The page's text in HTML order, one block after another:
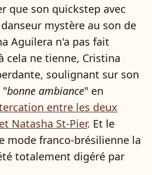
que son quickstep avec
mystère au son de
Aguilera n'a pas fait
cela ne tienne, Cristina
soulignant sur son
"bonne ambiance" en
entre les deux
Natasha St-Pier. Et le
mode franco-brésilienne la
totalement digéré par